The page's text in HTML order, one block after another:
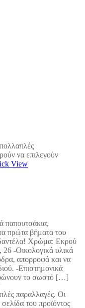
να επιλεγούν
View
παπουτσάκια,
πρώτα βήματα του
δαντέλα! Χρώμα: Εκρού
-Οικολογικά υλικά
απορροφά και να
-Επιστημονικά
το σωστό […]
παραλλαγές. Οι
του προϊόντος